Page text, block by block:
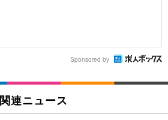
Sponsored by
関連ニュース